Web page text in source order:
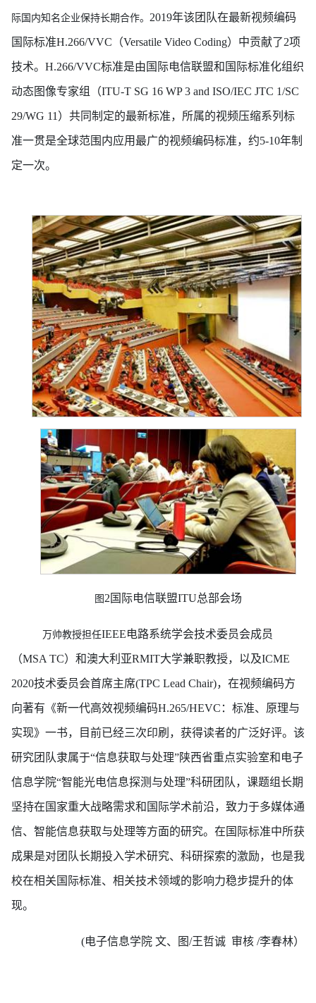
际国内知名企业保持长期合作。 2019年该团队在最新视频编码
国际标准H.266/VVC（Versatile Video Coding）中贡献了2项
技术。H.266/VVC标准是由国际电信联盟和国际标准化组织
动态图像专家组（ITU-T SG 16 WP 3 and ISO/IEC JTC 1/SC
29/WG 11）共同制定的最新标准，所属的视频压缩系列标
准一贯是全球范围内应用最广的视频编码标准，约5-10年制
定一次。
图 2国际电信联盟ITU总部会场
万帅教授担任IEEE电路系统学会技术委员会成员
（MSA TC）和澳大利亚RMIT大学兼职教授，以及ICME
2020技术委员会首席主席(TPC Lead Chair)，在视频编码方
向著有《新一代高效视频编码H.265/HEVC：标准、原理与
实现》一书，目前已经三次印刷，获得读者的广泛好评。该
研究团队隶属于“信息获取与处理”陕西省重点实验室和电子
信息学院“智能光电信息探测与处理”科研团队，课题组长期
坚持在国家重大战略需求和国际学术前沿，致力于多媒体通
信、智能信息获取与处理等方面的研究。在国际标准中所获
成果是对团队长期投入学术研究、科研探索的激励，也是我
校在相关国际标准、相关技术领域的影响力稳步提升的体
现。
(电子信息学院 文、图/王哲诚 审核 /李春林）